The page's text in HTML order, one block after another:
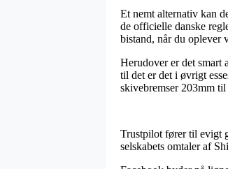
Et nemt alternativ kan
de officielle danske
bistand, når du oplever
Herudover er det smart
til det er det i øvrigt
skivebremser 203mm
Trustpilot fører til evigt
selskabets omtaler af